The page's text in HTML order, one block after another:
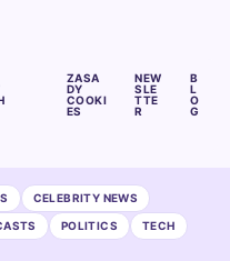
ZASA
DY
COOKI
ES
NEW
SLE
TTE
R
B
L
O
G
CELEBRITY NEWS
POLITICS TECH